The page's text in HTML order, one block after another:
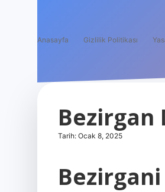
Anasayfa Gizlilik Politikası
Bezirgan
Tarih: Ocak 8, 2025